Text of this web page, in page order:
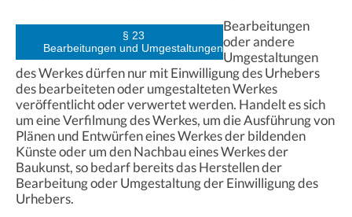
§ 23
Bearbeitungen und Umgestaltungen
Bearbeitungen
oder andere
Umgestaltungen
des Werkes dürfen nur mit Einwilligung des Urhebers
des bearbeiteten oder umgestalteten Werkes
veröffentlicht oder verwertet werden. Handelt es sich
um eine Verfilmung des Werkes, um die Ausführung von
Plänen und Entwürfen eines Werkes der bildenden
Künste oder um den Nachbau eines Werkes der
Baukunst, so bedarf bereits das Herstellen der
Bearbeitung oder Umgestaltung der Einwilligung des
Urhebers.